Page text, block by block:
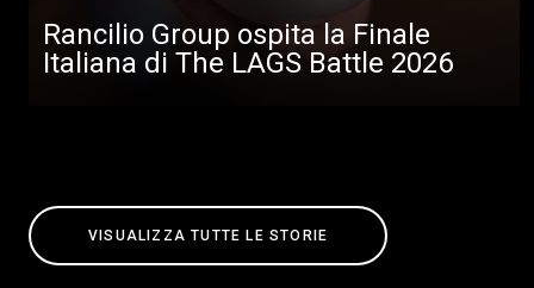
Rancilio Group ospita la Finale
Italiana di The LAGS Battle 2026
VISUALIZZA TUTTE LE STORIE